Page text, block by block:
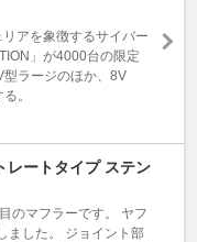
アを象徴するサイバー
」が4000台の限定
ラージのほか、8V
。
レートタイプ ステン
のマフラーです。 ヤフ
ました。 ジョイント部